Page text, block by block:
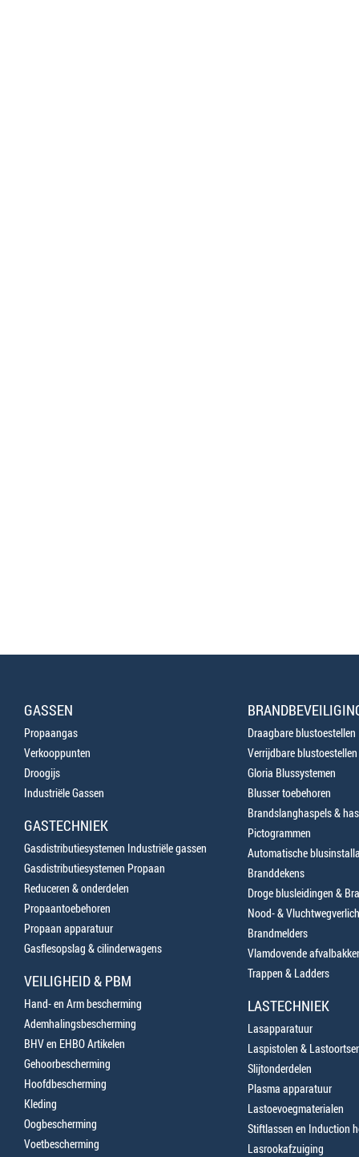
GASSEN
Propaangas
Verkooppunten
Droogijs
Industriële Gassen
GASTECHNIEK
Gasdistributiesystemen Industriële gassen
Gasdistributiesystemen Propaan
Reduceren & onderdelen
Propaantoebehoren
Propaan apparatuur
Gasflesopslag & cilinderwagens
VEILIGHEID & PBM
Hand- en Arm bescherming
Ademhalingsbescherming
BHV en EHBO Artikelen
Gehoorbescherming
Hoofdbescherming
Kleding
Oogbescherming
Voetbescherming
Draagbare blustoestellen
Verrijdbare blustoestellen
Gloria Blussystemen
Blusser toebehoren
Brandslanghaspels &
Pictogrammen
Automatische
Branddekens
Droge blusleidingen &
Nood- &
Brandmelders
Vlamdovende
Trappen & Ladders
LASTECHNIEK
Lasapparatuur
Laspistolen &
Slijtonderdelen
Plasma apparatuur
Lastoevoegmaterialen
Stiftlassen en Induction
Lasrookafzuiging